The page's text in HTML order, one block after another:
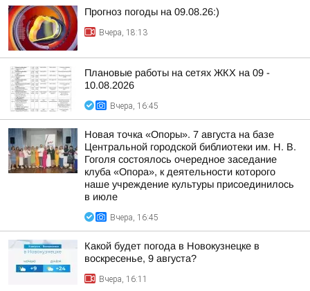
Прогноз погоды на 09.08.26:)
Вчера, 18:13
Плановые работы на сетях ЖКХ на 09 -
10.08.2026
Вчера, 16:45
Новая точка «Опоры». 7 августа на базе
Центральной городской библиотеки им. Н. В.
Гоголя состоялось очередное заседание
клуба «Опора», к деятельности которого
наше учреждение культуры присоединилось
в июле
Вчера, 16:45
Какой будет погода в Новокузнецке в
воскресенье, 9 августа?
Вчера, 16:11